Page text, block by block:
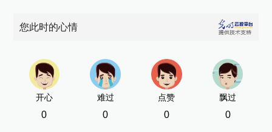
您此时的心情
开心
0
难过
0
点赞
0
飘过
0